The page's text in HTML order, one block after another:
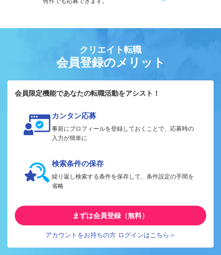
クリエイト転職
会員登録のメリット
会員限定機能であなたの転職活動をアシスト！
カンタン応募
事前にプロフィールを登録しておくことで、応募時の
入力が簡単に
検索条件の保存
繰り返し検索する条件を保存して、条件設定の手間を
省略
まずは会員登録（無料）
アカウントをお持ちの方 ログインはこちら＞